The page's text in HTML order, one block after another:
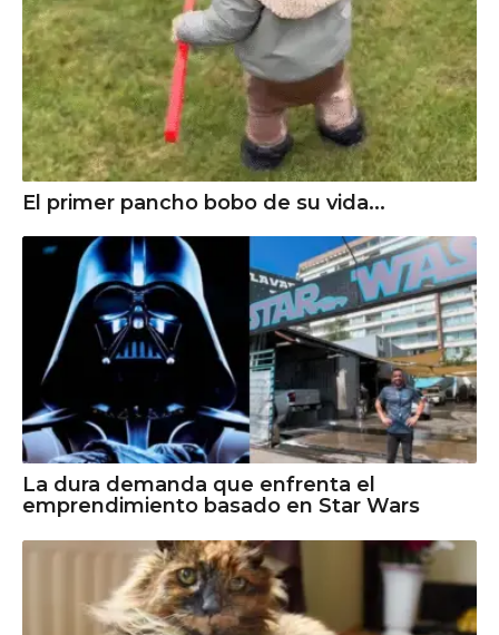
El primer pancho bobo de su vida...
La dura demanda que enfrenta el
emprendimiento basado en Star Wars